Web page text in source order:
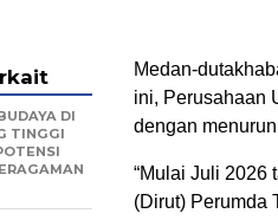
Medan-
ini, Perusahaan
dengan
“Mulai Juli 2026
(Dirut) Perumda
DI
TINGGI